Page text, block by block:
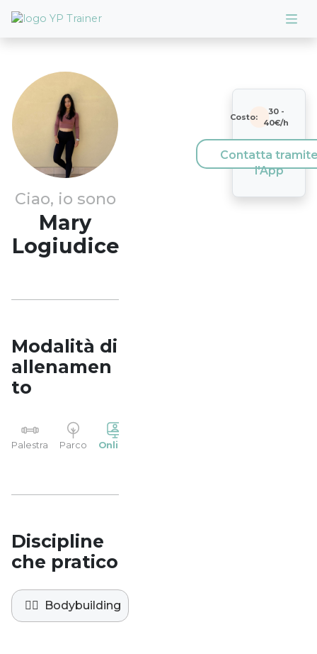
Ciao, io sono
Mary
Logiudice
Modalità di
allenamen
to
Palestra Parco Online
Discipline
che pratico
🏋️‍♀️ Bodybuilding
Costo:
30-
40€/h
Contatta
l'App